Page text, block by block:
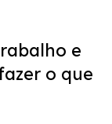
e
o que